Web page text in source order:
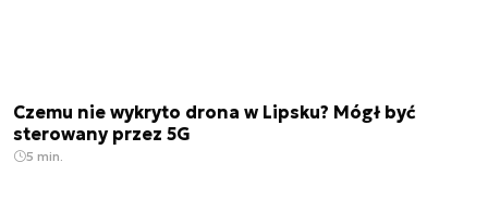
Czemu nie wykryto drona w Lipsku? Mógł być
sterowany przez 5G
5 min.